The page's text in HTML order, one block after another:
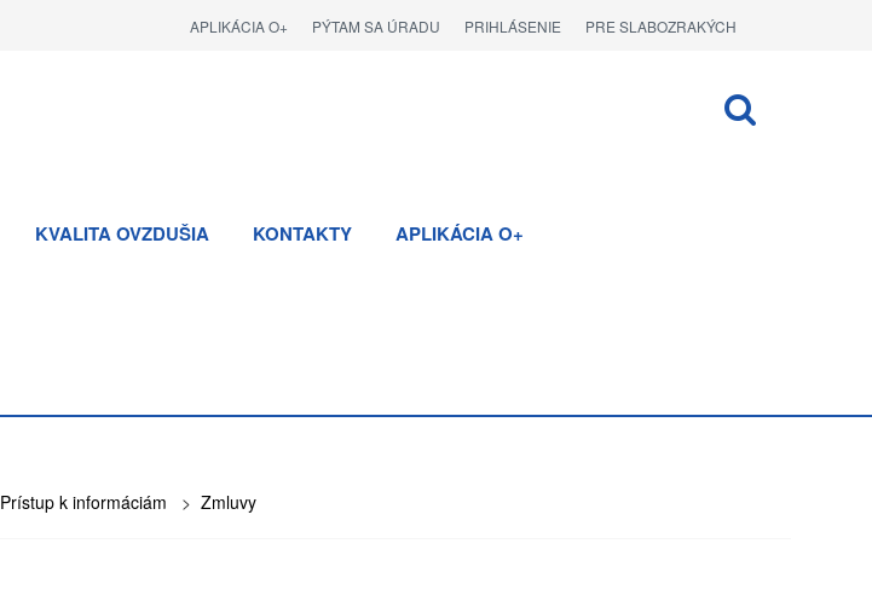
PRE SLABOZRAKÝCH
PRIHLÁSENIE
PÝTAM SA ÚRADU
APLIKÁCIA O+
KVALITA OVZDUŠIA KONTAKTY APLIKÁCIA O+
Prístup k informáciám > Zmluvy